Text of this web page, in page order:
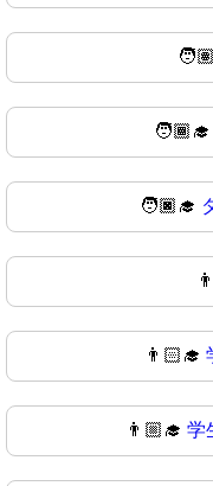
🧑🏾‍🎓
🧑🏿‍🎓
👨🏻‍🎓
👨🏼‍🎓 学